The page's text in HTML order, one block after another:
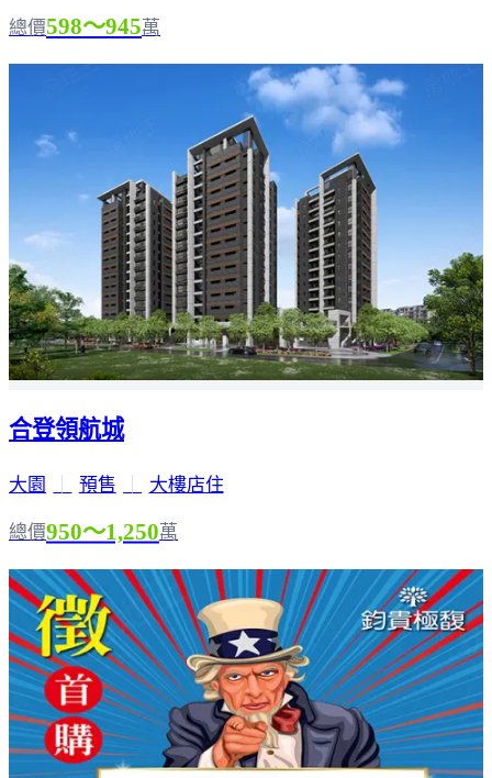
總價598～945萬
合登領航城
大園 預售 大樓店住
總價950～1,250萬